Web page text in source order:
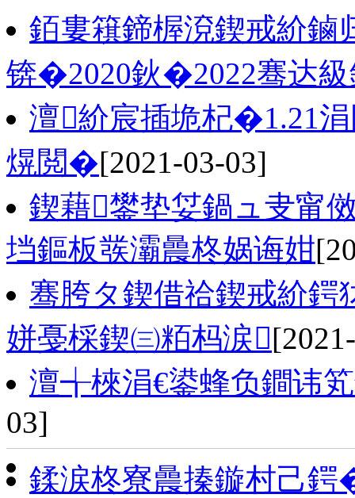
銆婁簯鍗楃渷鍥戒紒鏀
锛�2020鈥�2022骞达
澶紒宸插垝杞�1.21
熀閲�[2021-03-03]
鍥藉鐢垫姇鍋ュ叏甯
垱鏂板彂灞曟柊娲诲姏
骞胯タ鍥借祫鍥戒紒鍔
姘戞棌鍥㈢粨杩涙
澶╅棶涓€鍙蜂负鐧讳
03]
鍒涙柊寮曟搸鏇村己